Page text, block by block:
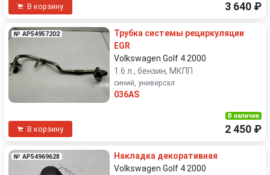
В корзину 3 640 ₽
№ AP54957202
Трубка системы рециркуляции
EGR
Volkswagen Golf 4 2000
1.6 л., бензин, МКПП
синий, универсал
036AS
В корзину
В наличии
2 450 ₽
№ AP54969628
Накладка декоративная
Volkswagen Golf 4 2000